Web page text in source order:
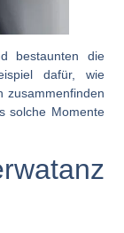
bestaunten die
dafür, wie
zusammenfinden
solche Momente